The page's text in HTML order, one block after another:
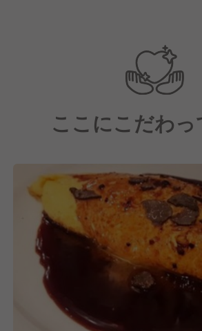
ラグジュアリーな店内でも気さく
です。お客様の笑顔になっていた
スタッフ同士の仲も良く、コミュ
ここにこだわっ